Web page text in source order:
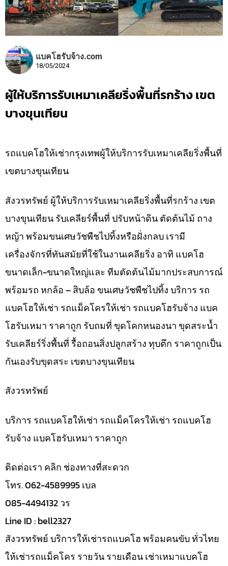
แบคโฮรับจ้าง.com
18/05/2024
ผู้ให้บริการรับเหมาเคลียริ่งพื้นที่รกร้าง เขต
บางขุนเทียน
รถแบคโฮให้เช่ากรุงเทพผู้ให้บริการรับเหมาเคลียริ่งพื้นที่
เขตบางขุนเทียน
สังวรทรัพย์ ผู้ให้บริการรับเหมาเคลียริ่งพื้นที่รกร้าง เขต
บางขุนเทียน รับเคลียร์พื้นที่ ปรับหน้าดิน ตัดต้นไม้ ถาง
หญ้า พร้อมขนเศษวัชพืชไปทิ้งหรือฝั่งกลบ เรามี
เครื่องจักรที่ทันสมัยที่ใช้ในงานเคลียริ่ง อาทิ แบคโฮ
ขนาดเล็ก-ขนาดใหญ่และ ทีมตัดต้นไม้มากประสบการณ์
พร้อมรถ หกล้อ – สิบล้อ ขนเศษวัชพืชไปทิ้ง บริการ รถ
แบคโฮให้เช่า รถแม็คโครให้เช่า รถแบคโฮรับจ้าง แบค
โฮรับเหมา ราคาถูก รับถมที่ ขุดโคกหนองนา ขุดสระน้ำ
รับเคลียร์ริ่งพื้นที่ รื้อถอนสิ่งปลูกสร้าง ทุบตึก ราคาถูกเป็น
กันเองรับขุดสระ เขตบางขุนเทียน
สังวรทรัพย์
บริการ รถแบคโฮให้เช่า รถแม็คโครให้เช่า รถแบคโฮ
รับจ้าง แบคโฮรับเหมา ราคาถูก
ติดต่อเรา คลิก ช่องทางที่สะดวก
โทร. 062-4589995 เบล
085-4494132 วร
Line ID : bell2327
สังวรทรัพย์ บริการให้เช่ารถแบคโฮ พร้อมคนขับ ทั่วไทย
ให้เช่ารถแม็คโคร รายวัน รายเดือน เช่าเหมาแบคโฮ